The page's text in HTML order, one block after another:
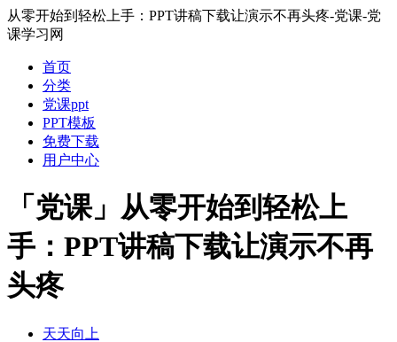
从零开始到轻松上手：PPT讲稿下载让演示不再头疼-党课-党
课学习网
首页
分类
党课ppt
PPT模板
免费下载
用户中心
「党课」从零开始到轻松上
手：PPT讲稿下载让演示不再
头疼
天天向上